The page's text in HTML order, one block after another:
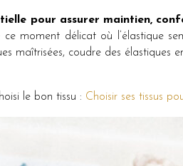
pour assurer maintien,
moment délicat où l’élastique
maîtrisées, coudre des
le bon tissu : Choisir ses tissus